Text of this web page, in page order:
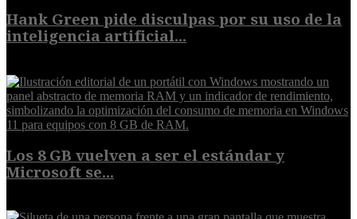
Hank Green pide disculpas por su uso de la
inteligencia artificial...
Los 8 GB vuelven a ser el estándar y
Microsoft se...